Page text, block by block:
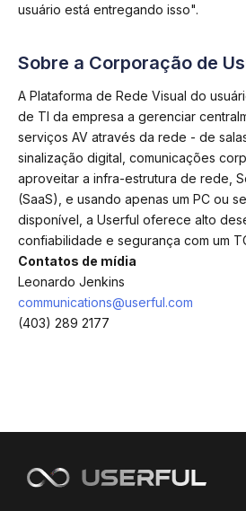
usuário está entregando isso".
Sobre a Corporação de
A Plataforma de Rede Visual do
de TI da empresa a gerenciar
serviços AV através da rede - de
sinalização digital, comunicações
aproveitar a infra-estrutura de rede,
(SaaS), e usando apenas um PC ou
disponível, a Userful oferece alto
confiabilidade e segurança com um
Contatos de mídia
Leonardo Jenkins
communications@userful.com
(403) 289 2177